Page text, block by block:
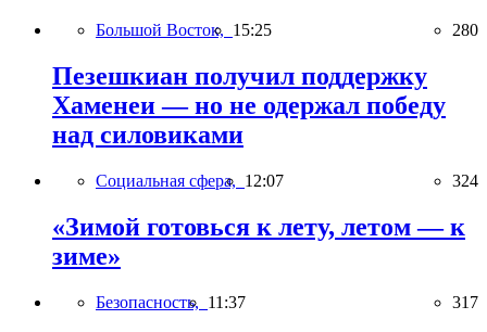
Большой Восток, 15:25 280
Пезешкиан получил поддержку
Хаменеи — но не одержал победу
над силовиками
Социальная сфера, 12:07 324
«Зимой готовься к лету, летом — к
зиме»
Безопасность, 11:37 317